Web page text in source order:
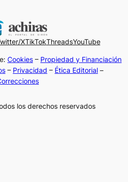
XTikTokThreadsYouTube
Cookies – Propiedad y Financiación
– Privacidad – Ética Editorial –
los derechos reservados